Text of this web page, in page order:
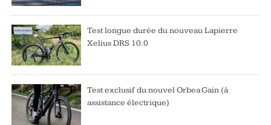
Test longue durée du nouveau Lapierre
Xelius DRS 10.0
Test exclusif du nouvel Orbea Gain (à
assistance électrique)